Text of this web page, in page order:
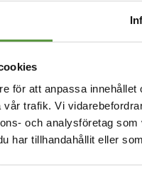
för att anpassa
trafik. Vi
och analysföretag
har tillhandahållit eller
enhet
levereras till